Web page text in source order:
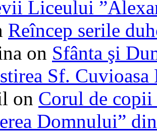
Liceului
Reîncep serile
on Sfânta şi
Sf. Cuvioasa
on Corul de
Domnului”